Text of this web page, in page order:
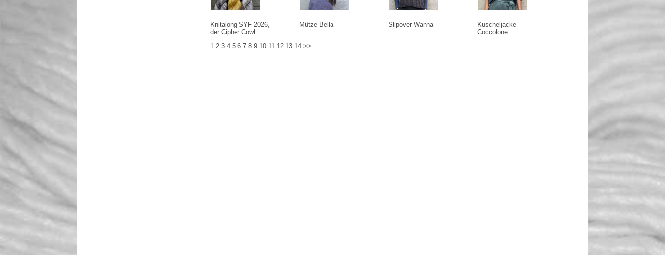
Knitalong SYF 2026,
der Cipher Cowl
Mütze Bella Slipover Wanna
Kuscheljacke
Coccolone
1 2 3 4 5 6 7 8 9 10 11 12 13 14 >>